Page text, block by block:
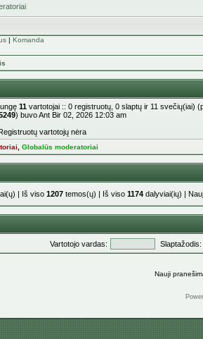
| Komanda
11 vartotojai :: 0 registruotų, 0 slaptų ir 11 svečių(iai)
) buvo Ant Bir 02, 2026 12:03 am
vartotojų nėra
Globalūs moderatoriai
| Iš viso 1207 temos(ų) | Iš viso 1174 dalyviai(ių) |
Vartotojo vardas: Slaptažodis:
Nauji